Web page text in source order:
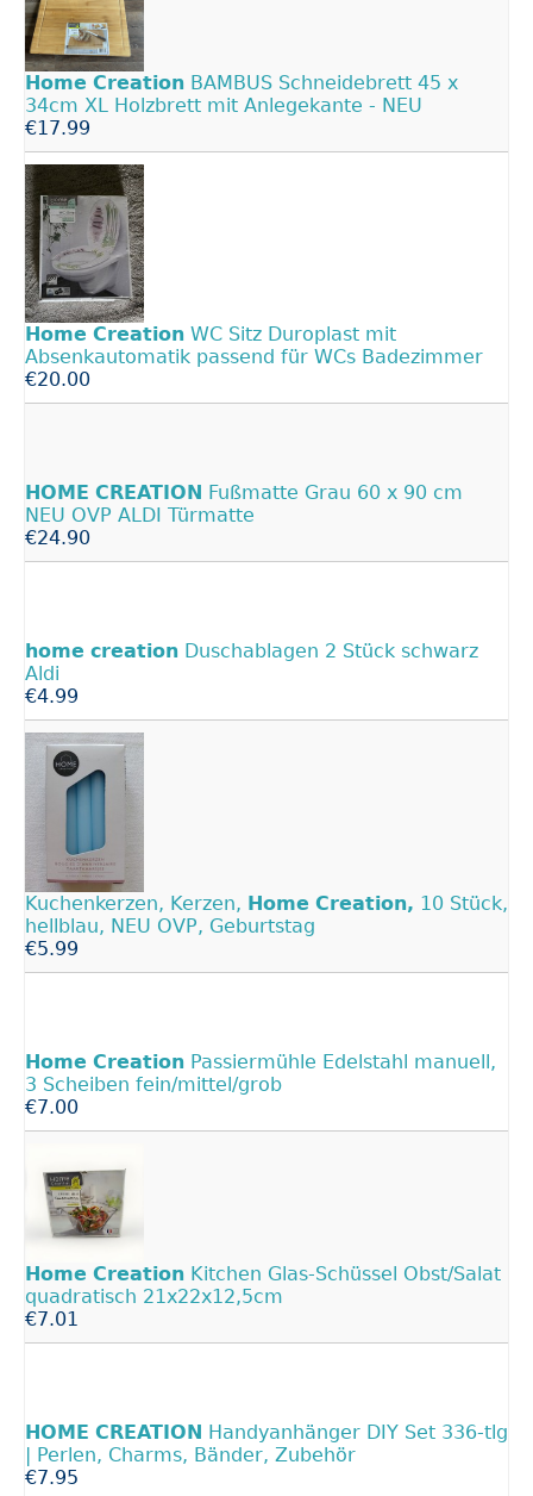
Home Creation BAMBUS Schneidebrett 45 x
34cm XL Holzbrett mit Anlegekante - NEU
€17.99
Home Creation WC Sitz Duroplast mit
Absenkautomatik passend für WCs Badezimmer
€20.00
HOME CREATION
Fußmatte Grau 60 x 90 cm
NEU OVP ALDI Türmatte
€24.90
home creation Duschablagen 2 Stück schwarz
Aldi
€4.99
Kuchenkerzen, Kerzen, Home Creation, 10 Stück,
hellblau, NEU OVP, Geburtstag
€5.99
Home Creation Passiermühle Edelstahl manuell,
3 Scheiben fein/mittel/grob
€7.00
Home Creation Kitchen Glas-Schüssel Obst/Salat
quadratisch 21x22x12,5cm
€7.01
HOME CREATION Handyanhänger DIY Set 336-tlg
| Perlen, Charms, Bänder, Zubehör
€7.95